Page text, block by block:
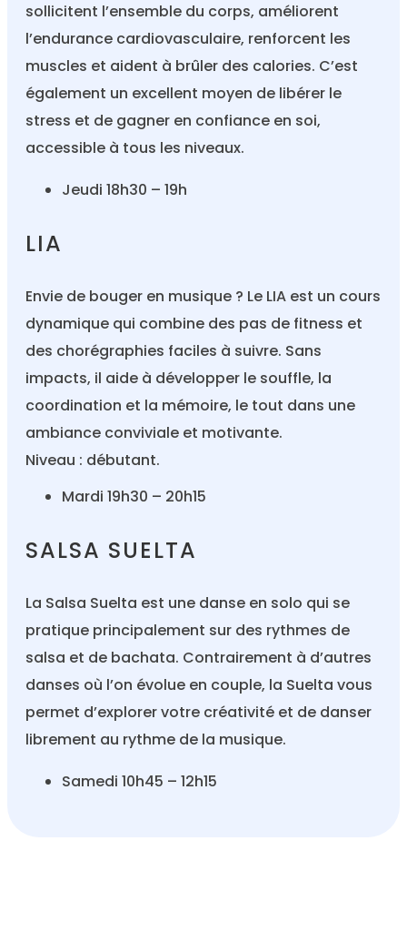
sollicitent l’ensemble du corps, améliorent
l’endurance cardiovasculaire, renforcent les
muscles et aident à brûler des calories. C’est
également un excellent moyen de libérer le
stress et de gagner en confiance en soi,
accessible à tous les niveaux.
Jeudi 18h30 – 19h
LIA
Envie de bouger en musique ? Le LIA est un cours
dynamique qui combine des pas de fitness et
des chorégraphies faciles à suivre. Sans
impacts, il aide à développer le souffle, la
coordination et la mémoire, le tout dans une
ambiance conviviale et motivante.
Niveau : débutant.
Mardi 19h30 – 20h15
SALSA SUELTA
La Salsa Suelta est une danse en solo qui se
pratique principalement sur des rythmes de
salsa et de bachata. Contrairement à d’autres
danses où l’on évolue en couple, la Suelta vous
permet d’explorer votre créativité et de danser
librement au rythme de la musique.
Samedi 10h45 – 12h15